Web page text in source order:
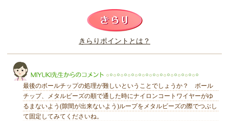
このレビューは参考になりましたか？
きらりポイントとは？
最後のボールチップの処理が難しいということでしょうか？ ボール
チップ、メタルビーズの順で通した時にナイロンコートワイヤーがゆ
るまないよう(隙間が出来ないよう)ループをメタルビーズの際でつぶし
て固定してみてくださいね。